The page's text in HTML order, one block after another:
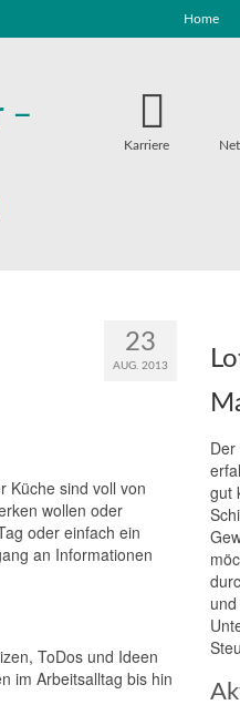
Home
Karriere
23
AUG. 2013
Küche sind voll von
wollen oder
oder einfach ein
an Informationen
ToDos und Ideen
im Arbeitsalltag bis hin
gut